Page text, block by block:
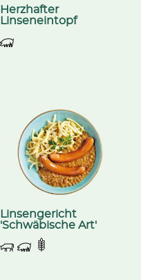
Herzhafter
Linseneintopf
Linsengericht
'Schwäbische Art'